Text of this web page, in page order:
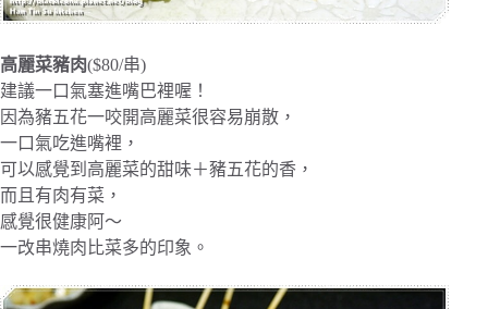
高麗菜豬肉($80/串)
建議一口氣塞進嘴巴裡喔！
因為豬五花一咬開高麗菜很容易崩散，
一口氣吃進嘴裡，
可以感覺到高麗菜的甜味＋豬五花的香，
而且有肉有菜，
感覺很健康阿～
一改串燒肉比菜多的印象。